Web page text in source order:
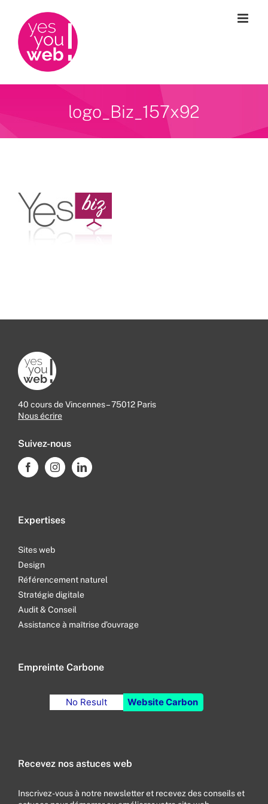
contenu
logo_Biz_157x92
40 cours de Vincennes – 75012 Paris
Nous écrire
Suivez-nous
Expertises
Sites web
Design
Référencement naturel
Stratégie digitale
Audit & Conseil
Assistance à maîtrise d’ouvrage
Empreinte Carbone
No Result Website Carbon
Recevez nos astuces web
Inscrivez-vous à notre newsletter et recevez des conseils et